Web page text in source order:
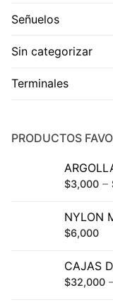
Señuelos
Sin categorizar
Terminales
PRODUCTOS
$3,000 –
NYLON
$6,000
CAJAS
$32,000